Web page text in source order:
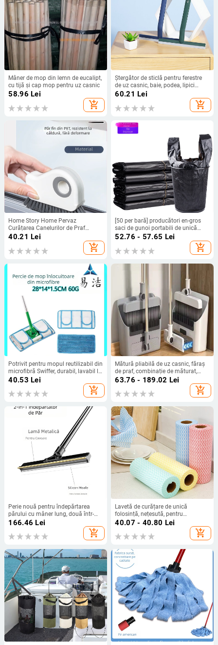
Mâner de mop din lemn de eucalipt,
cu tijă și cap mop pentru uz casnic
58.96 Lei
add_shopping_cart
Ștergător de sticlă pentru ferestre
de uz casnic, baie, podea, lipici
moale, răzuitor de sticlă, birou,
instrument de curățare a faianței de
uz casnic
60.21 Lei
add_shopping_cart
Home Story Home Pervaz
Curățarea Canelurilor de Praf
Curățarea Canelurilor de Artefacte
Instrument Multifuncțional de
Curățare
40.21 Lei
add_shopping_cart
[50 per bară] producători en-gros
saci de gunoi portabili de unică
folosință, groși și negri, pentru
52.76 - 57.65 Lei
add_shopping_cart
Potrivit pentru mopul reutilizabil din
microfibră Swiffer, durabil, lavabil la
mașină, lavetă de rezervă pentru
40.53 Lei
add_shopping_cart
Mătură pliabilă de uz casnic, făraș
de praf, combinație de măturat,
mătură unică, antiaderentă,
absorbție magnetică, depozitare
63.76 - 189.02 Lei
add_shopping_cart
Perie nouă pentru îndepărtarea
părului cu mâner lung, două într-
unul, aparat de ras retractabil
pentru părul de animale, aparat de
ras multifuncțional pentru covoare
166.46 Lei
add_shopping_cart
Lavetă de curățare de unică
folosință, nețesută, pentru
bucătărie, cu tăiere gratuită, lavetă
de curățare de unică folosință, cu
model de onduleuri, lavetă abrazivă
40.07 - 40.80 Lei
add_shopping_cart